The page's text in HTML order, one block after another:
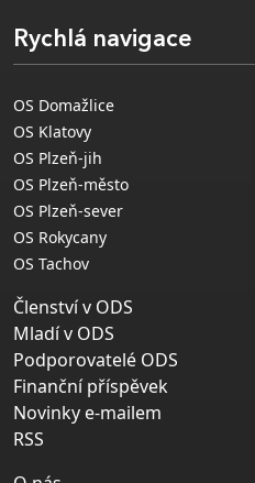
Rychlá navigace
OS Domažlice
OS Klatovy
OS Plzeň-jih
OS Plzeň-město
OS Plzeň-sever
OS Rokycany
OS Tachov
Členství v ODS
Mladí v ODS
Podporovatelé ODS
Finanční příspěvek
Novinky e-mailem
RSS